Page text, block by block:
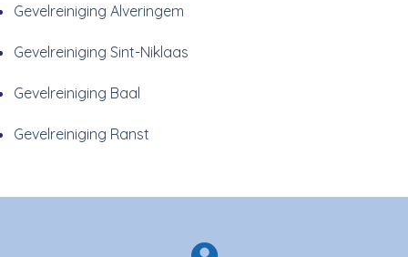
Gevelreiniging Alveringem
Gevelreiniging Sint-Niklaas
Gevelreiniging Baal
Gevelreiniging Ranst